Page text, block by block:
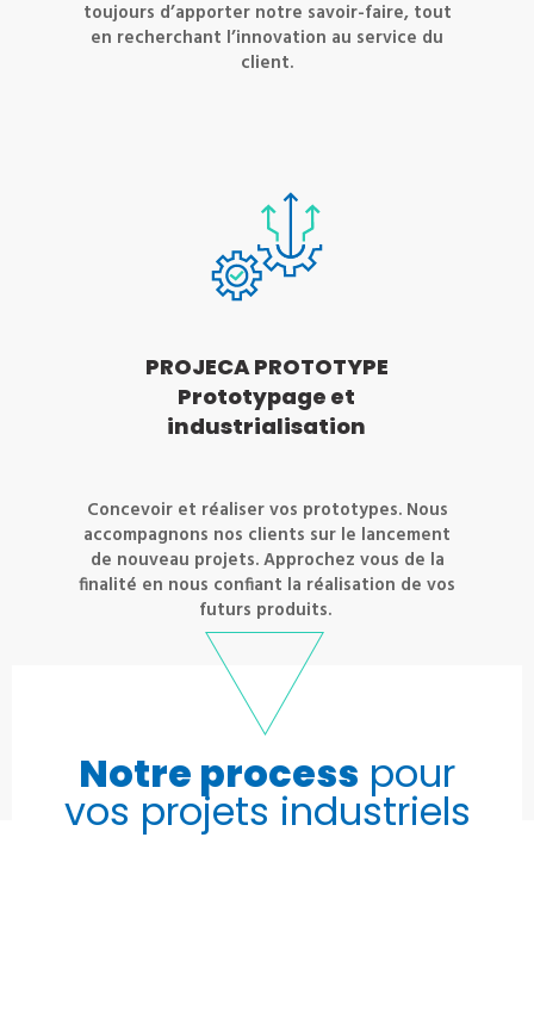
toujours d’apporter notre savoir-faire, tout
en recherchant l’innovation au service du
client.
PROJECA PROTOTYPE
Prototypage et
industrialisation
Concevoir et réaliser vos prototypes. Nous
accompagnons nos clients sur le lancement
de nouveau projets. Approchez vous de la
finalité en nous confiant la réalisation de vos
futurs produits.
Notre process pour
vos projets industriels